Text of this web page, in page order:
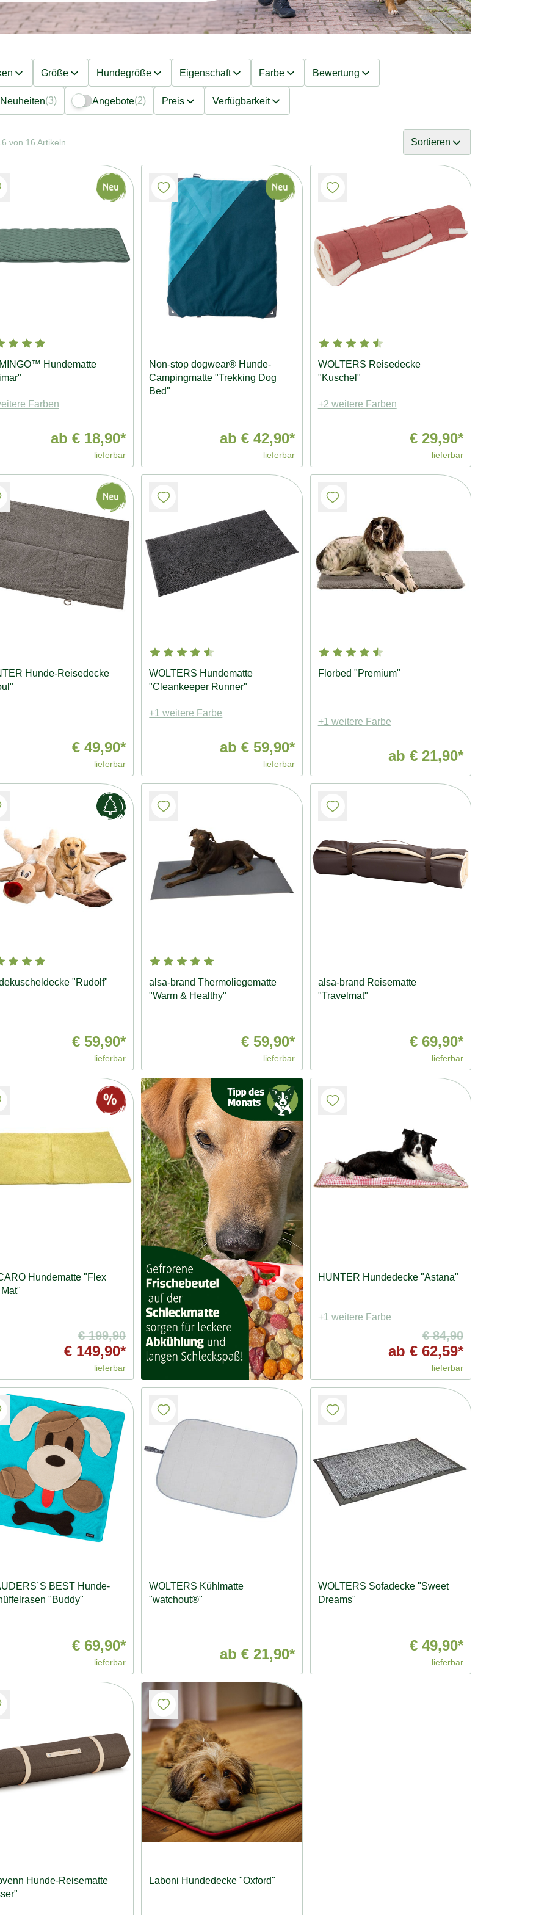
Größe Hundegröße Eigenschaft Farbe Bewertung
Neuheiten(3) Angebote(2) Preis Verfügbarkeit
von 16 Artikeln Sortieren
Hundematte
Farben
ab € 18,90*
lieferbar
Non-stop dogwear® Hunde-
Campingmatte "Trekking Dog
Bed"
ab € 42,90*
lieferbar
WOLTERS Reisedecke
"Kuschel"
+2 weitere Farben
€ 29,90*
lieferbar
Hunde-Reisedecke
€ 49,90*
lieferbar
WOLTERS Hundematte
"Cleankeeper Runner"
+1 weitere Farbe
ab € 59,90*
lieferbar
Florbed "Premium"
+1 weitere Farbe
ab € 21,90*
"Rudolf"
€ 59,90*
lieferbar
alsa-brand Thermoliegematte
"Warm & Healthy"
€ 59,90*
lieferbar
alsa-brand Reisematte
"Travelmat"
€ 69,90*
lieferbar
Hundematte "Flex
€ 199,90
€ 149,90*
lieferbar
HUNTER Hundedecke "Astana"
+1 weitere Farbe
€ 84,90
ab € 62,59*
lieferbar
BEST Hunde-
"Buddy"
€ 69,90*
lieferbar
WOLTERS Kühlmatte
"watchout®"
ab € 21,90*
WOLTERS Sofadecke "Sweet
Dreams"
€ 49,90*
lieferbar
Hunde-Reisematte
Laboni Hundedecke "Oxford"